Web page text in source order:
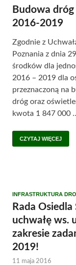
Budowa
2016-2019
Zgodnie z
Poznania z dnia
środków dla
2016 – 2019 dla
przeznaczoną na
dróg oraz
kwota 1 847 000
CZYTAJ WIĘCEJ
INFRASTRUKTURA
Rada
uchwałę ws.
zakresie
2019!
11 maja 2016